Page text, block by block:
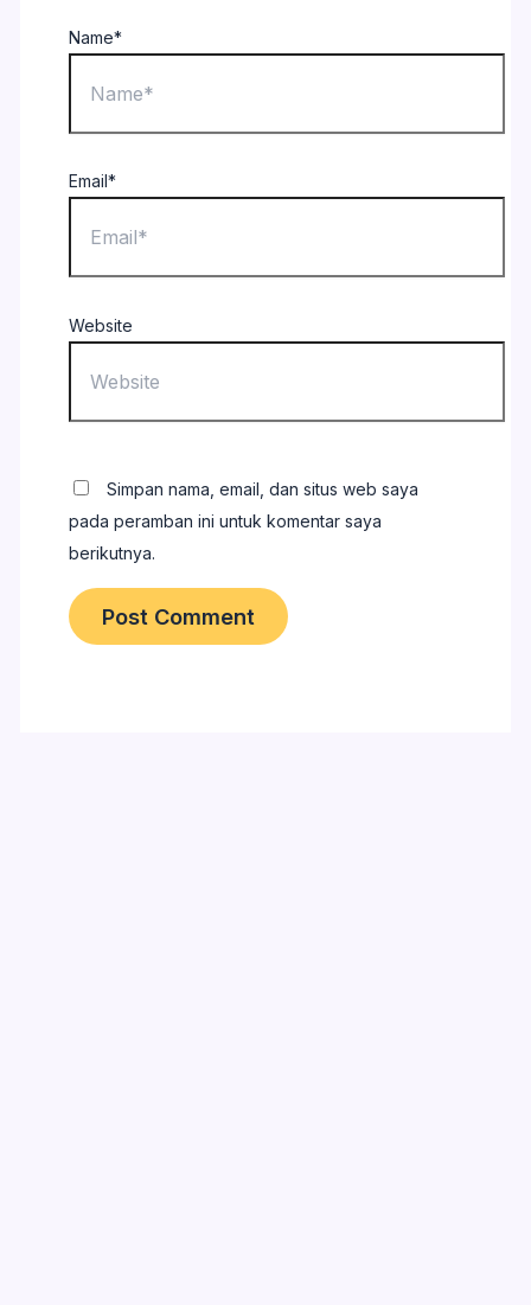
Name*
Email*
Website
Simpan nama, email, dan situs web saya
pada peramban ini untuk komentar saya
berikutnya.